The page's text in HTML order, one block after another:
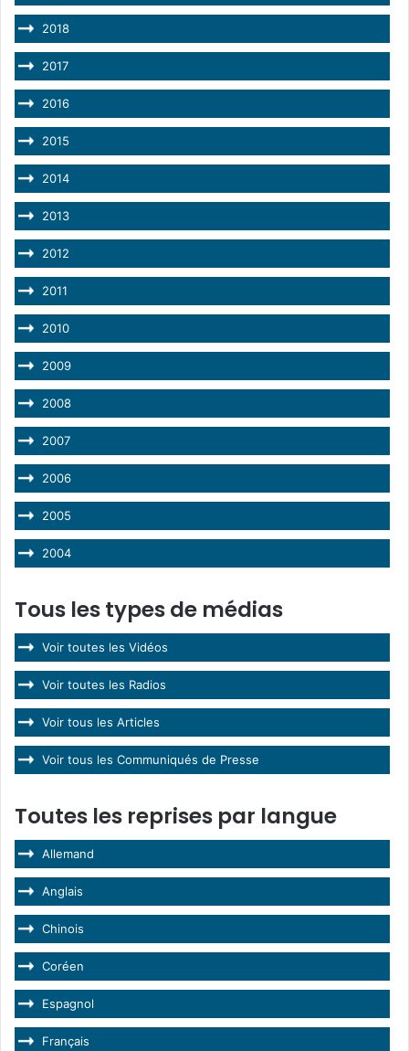
2018
2017
2016
2015
2014
2013
2012
2011
2010
2009
2008
2007
2006
2005
2004
Tous les types de médias
Voir toutes les Vidéos
Voir toutes les Radios
Voir tous les Articles
Voir tous les Communiqués de Presse
Toutes les reprises par langue
Allemand
Anglais
Chinois
Coréen
Espagnol
Français